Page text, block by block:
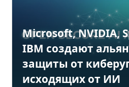
Microsoft, NVIDIA,
IBM создают
защиты от
исходящих от ИИ